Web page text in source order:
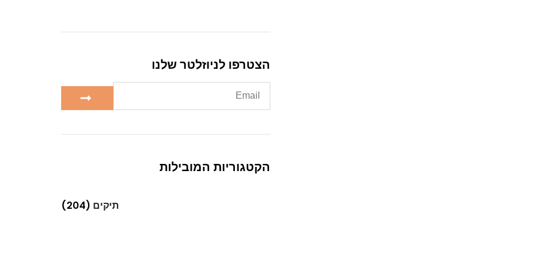
הצטרפו לניוזלטר שלנו
הקטגוריות המובילות
תיקים (204)